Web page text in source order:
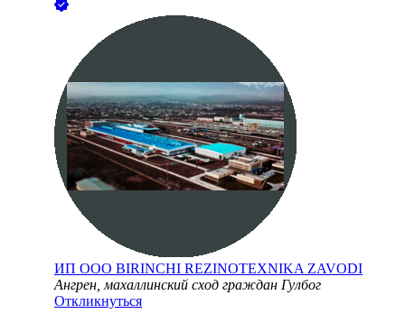
ИП ООО BIRINCHI REZINOTEXNIKA ZAVODI
Ангрен, махаллинский сход граждан Гулбог
Откликнуться